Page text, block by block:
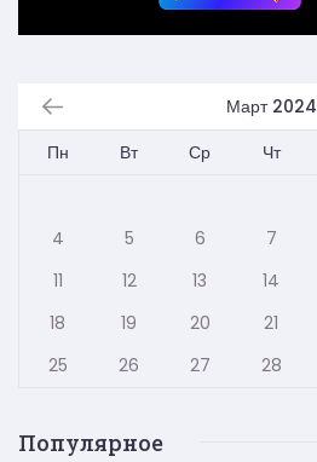
Март 2024
Пн
Вт Ср Чт
4
5 6 7
11
12 13 14
18
19 20 21
25
26 27 28
Популярное